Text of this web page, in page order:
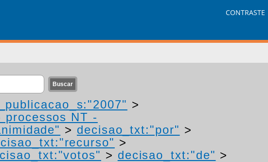
CONTRASTE
>
NT -
> decisao_txt:"por" >
>
> decisao_txt:"de" >